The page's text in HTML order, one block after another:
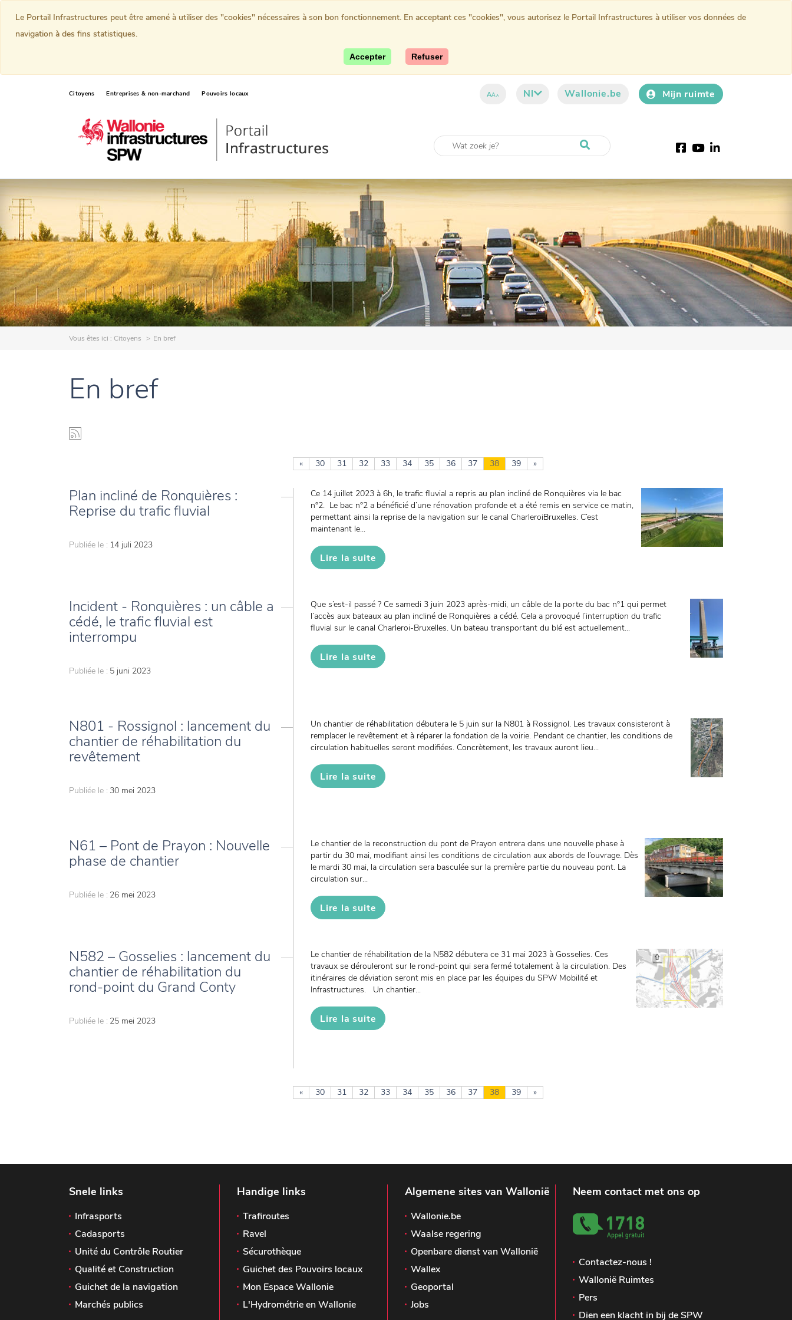
Citoyens Entreprises & non-marchand Pouvoirs locaux AAA Nl Wallonie.be Mijn ruimte
Facebook
YouTube
LinkedIn
Vous êtes ici : Citoyens En bref
En bref
« 30 31 32 33 34 35 36 37 38 39 »
Plan incliné de Ronquières :
Reprise du trafic fluvial
Publiée le : 14 juli 2023
Ce 14 juillet 2023 à 6h, le trafic fluvial a repris au plan incliné de Ronquières via le bac
n°2. Le bac n°2 a bénéficié d’une rénovation profonde et a été remis en service ce matin,
permettant ainsi la reprise de la navigation sur le canal CharleroiBruxelles. C’est
maintenant le...
Lire la suite
Incident - Ronquières : un câble a
cédé, le trafic fluvial est
interrompu
Publiée le : 5 juni 2023
Que s’est-il passé ? Ce samedi 3 juin 2023 après-midi, un câble de la porte du bac n°1 qui permet
l’accès aux bateaux au plan incliné de Ronquières a cédé. Cela a provoqué l’interruption du trafic
fluvial sur le canal Charleroi-Bruxelles. Un bateau transportant du blé est actuellement...
Lire la suite
N801 - Rossignol : lancement du
chantier de réhabilitation du
revêtement
Publiée le : 30 mei 2023
Un chantier de réhabilitation débutera le 5 juin sur la N801 à Rossignol. Les travaux consisteront à
remplacer le revêtement et à réparer la fondation de la voirie. Pendant ce chantier, les conditions de
circulation habituelles seront modifiées. Concrètement, les travaux auront lieu...
Lire la suite
N61 – Pont de Prayon : Nouvelle
phase de chantier
Publiée le : 26 mei 2023
Le chantier de la reconstruction du pont de Prayon entrera dans une nouvelle phase à
partir du 30 mai, modifiant ainsi les conditions de circulation aux abords de l’ouvrage. Dès
le mardi 30 mai, la circulation sera basculée sur la première partie du nouveau pont. La
circulation sur...
Lire la suite
N582 – Gosselies : lancement du
chantier de réhabilitation du
rond-point du Grand Conty
Publiée le : 25 mei 2023
Le chantier de réhabilitation de la N582 débutera ce 31 mai 2023 à Gosselies. Ces
travaux se dérouleront sur le rond-point qui sera fermé totalement à la circulation. Des
itinéraires de déviation seront mis en place par les équipes du SPW Mobilité et
Infrastructures. Un chantier...
Lire la suite
« 30 31 32 33 34 35 36 37 38 39 »
Snele links
Infrasports
Cadasports
Unité du Contrôle Routier
Qualité et Construction
Guichet de la navigation
Marchés publics
Handige links
Trafiroutes
Ravel
Sécurothèque
Guichet des Pouvoirs locaux
Mon Espace Wallonie
L'Hydrométrie en Wallonie
Algemene sites van Wallonië
Wallonie.be
Waalse regering
Openbare dienst van Wallonië
Wallex
Geoportal
Jobs
Neem contact met ons op
Contactez-nous !
Wallonië Ruimtes
Pers
Dien een klacht in bij de SPW
Le Portail Infrastructures peut être amené à utiliser des "cookies" nécessaires à son bon fonctionnement. En acceptant ces "cookies", vous autorisez le Portail Infrastructures à utiliser vos données de
navigation à des fins statistiques.
Accepter Refuser